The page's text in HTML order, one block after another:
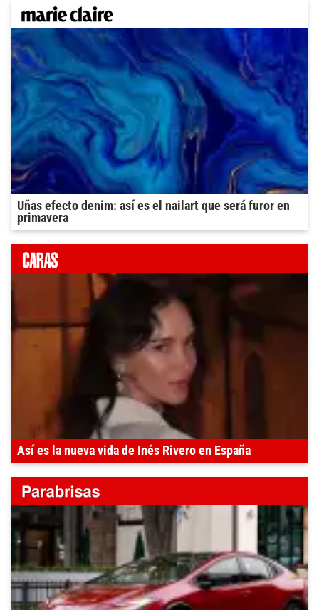
Uñas efecto denim: así es el nailart que será furor en
primavera
Así es la nueva vida de Inés Rivero en España